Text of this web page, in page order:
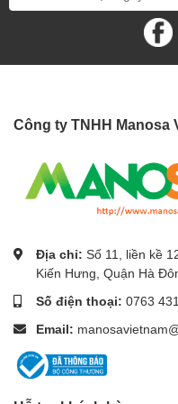
Công ty TNHH Manosa
Địa chỉ: Số 11, liền kề
Kiến Hưng, Quận Hà
Số điện thoại: 0763
Email: